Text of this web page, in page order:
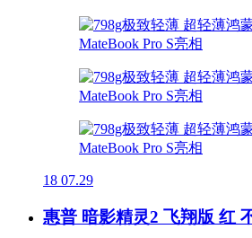
18 07.29
惠普 暗影精灵2 飞翔版 红